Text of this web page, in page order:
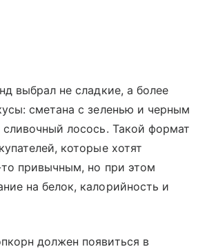
выбрал не сладкие, а более
сметана с зеленью и черным
лосось. Такой формат
которые хотят
привычным, но при этом
на белок, калорийность и
должен появиться в